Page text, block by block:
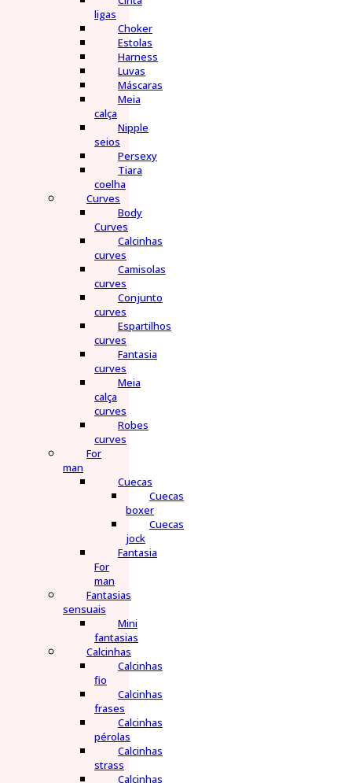
ligas
Choker
Estolas
Harness
Luvas
Máscaras
Meia
calça
Nipple
seios
Persexy
Tiara
coelha
Curves
Body
Curves
Calcinhas
curves
Camisolas
curves
Conjunto
curves
Espartilhos
curves
Fantasia
curves
Meia
calça
curves
Robes
curves
For
man
Cuecas
Cuecas
boxer
Cuecas
jock
Fantasia
For
man
Fantasias
sensuais
Mini
fantasias
Calcinhas
Calcinhas
fio
Calcinhas
frases
Calcinhas
pérolas
Calcinhas
strass
Calcinhas